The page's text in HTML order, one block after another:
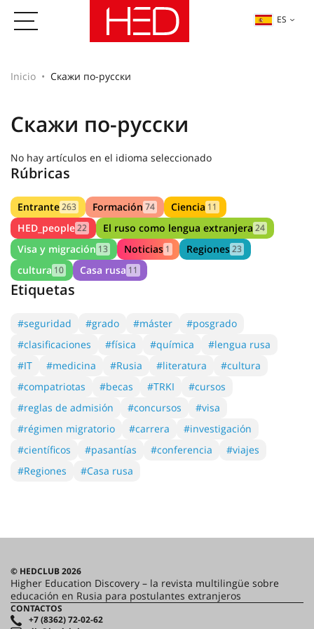
ES
Inicio Скажи по-русски
Скажи по-русски
No hay artículos en el idioma seleccionado
Rúbricas
Entrante263 Formación 74 Ciencia 11
HED_people22 El ruso como lengua extranjera 24
Visa y migración 13 Noticias 1 Regiones23
cultura 10 Casa rusa 11
Etiquetas
#seguridad #grado #máster
#posgrado
#clasificaciones
#física #química
#lengua rusa
#IT
#medicina #Rusia #literatura
#cultura
#compatriotas
#becas #TRKI
#cursos
#reglas de admisión
#concursos
#visa
#régimen migratorio
#carrera
#investigación
#científicos
#pasantías #conferencia
#viajes
#Regiones
#Casa rusa
© HEDCLUB 2026
Higher Education Discovery – la revista multilingüe sobre
educación en Rusia para postulantes extranjeros
CONTACTOS
+7 (8362) 72-02-62